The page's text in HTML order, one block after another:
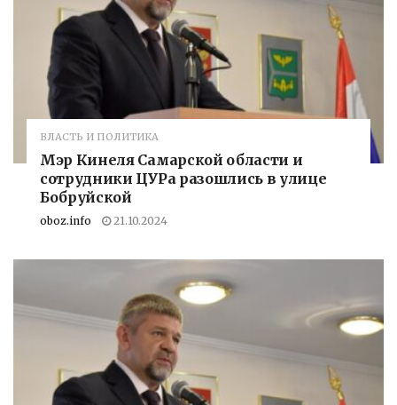
ВЛАСТЬ И ПОЛИТИКА
Мэр Кинеля Самарской области и
сотрудники ЦУРа разошлись в улице
Бобруйской
oboz.info 21.10.2024